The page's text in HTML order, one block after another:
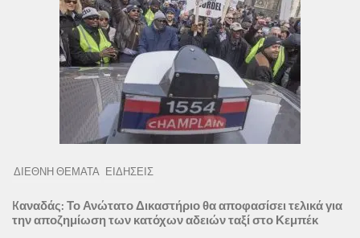
ΔΙΕΘΝΗ ΘΕΜΑΤΑ ΕΙΔΗΣΕΙΣ
Kαναδάς: Το Ανώτατο Δικαστήριο θα αποφασίσει τελικά για
την αποζημίωση των κατόχων αδειών ταξί στο Κεμπέκ